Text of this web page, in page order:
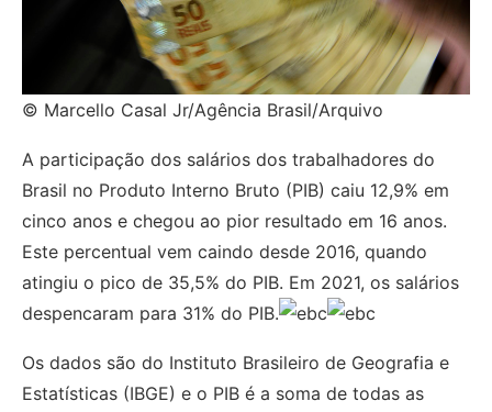
© Marcello Casal Jr/Agência Brasil/Arquivo
A participação dos salários dos trabalhadores do
Brasil no Produto Interno Bruto (PIB) caiu 12,9% em
cinco anos e chegou ao pior resultado em 16 anos.
Este percentual vem caindo desde 2016, quando
atingiu o pico de 35,5% do PIB. Em 2021, os salários
despencaram para 31% do PIB.
Os dados são do Instituto Brasileiro de Geografia e
Estatísticas (IBGE) e o PIB é a soma de todas as